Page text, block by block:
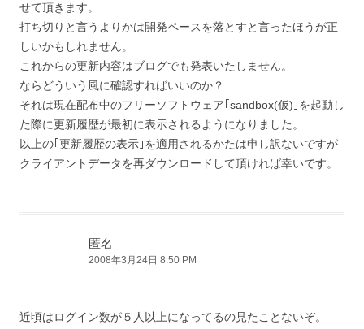
せて頂きます。
打ち切りと言うよりかは開発ペースを落とすと言ったほうが正
しいかもしれません。
これからの更新内容はブログでも発表いたしません。
ならどういう風に確認すればいいのか？
それは現在配布中のフリーソフトウェア｢sandbox(仮)｣を起動し
た際に更新履歴が最初に表示されるようになりました。
以上の｢更新履歴の表示｣を適用されるかたは申し訳ないですが
クライアントデータを再ダウンロードして頂ければ幸いです。
匿名
2008年3月24日 8:50 PM
近頃はログイン数が５人以上になってるの見たことないぞ。